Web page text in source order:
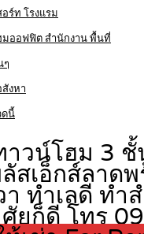
อร์ท โรงแรม
มออฟฟิต สำนักงาน พื้นที่
ๆ
งหา
ดนี้
าวน์โฮม 3
สเอ็กส์ลาดพ
า ทำเลดี ทำ
ยก็ดี โทร